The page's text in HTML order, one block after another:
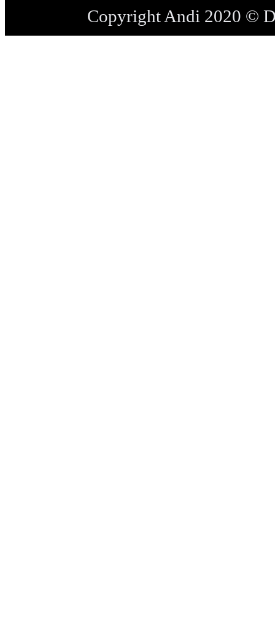
Copyright Andi 2020 ©